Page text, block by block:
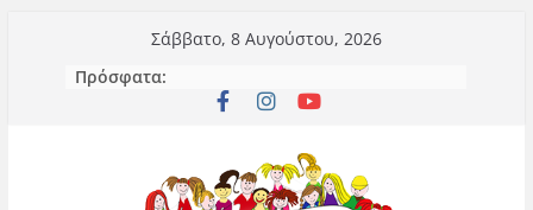
περιεχόμενο
Σάββατο, 8 Αυγούστου, 2026
Πρόσφατα: